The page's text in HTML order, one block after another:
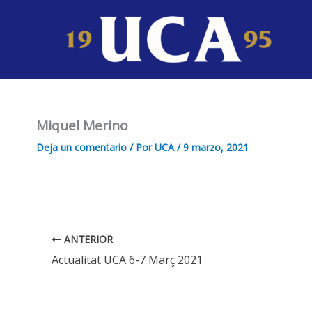
Miquel Merino
Deja un comentario / PorUCA/9 marzo, 2021
ANTERIOR
Actualitat UCA 6-7 Març 2021